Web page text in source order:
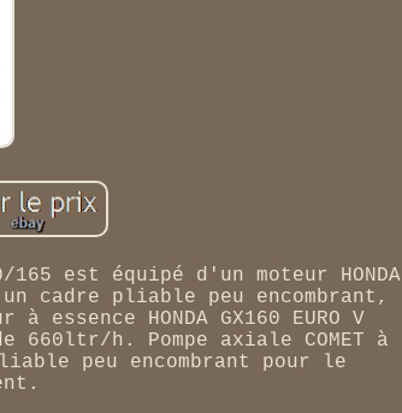
est équipé d'un moteur HONDA
cadre pliable peu encombrant,
HONDA GX160 EURO V
h. Pompe axiale COMET à
peu encombrant pour le